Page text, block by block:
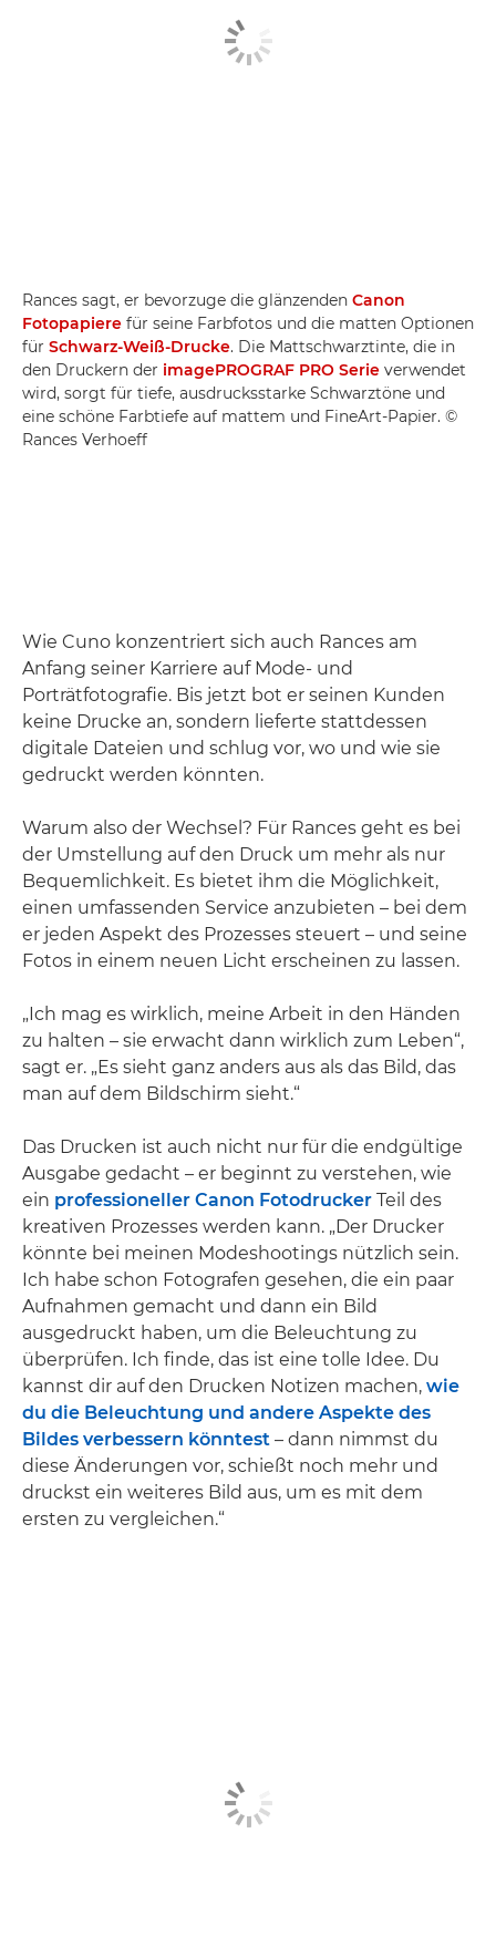
Rances sagt, er bevorzuge die glänzenden Canon
Fotopapiere für seine Farbfotos und die matten Optionen
für Schwarz-Weiß-Drucke. Die Mattschwarztinte, die in
den Druckern der imagePROGRAF PRO Serie verwendet
wird, sorgt für tiefe, ausdrucksstarke Schwarztöne und
eine schöne Farbtiefe auf mattem und FineArt-Papier. ©
Rances Verhoeff
Wie Cuno konzentriert sich auch Rances am
Anfang seiner Karriere auf Mode- und
Porträtfotografie. Bis jetzt bot er seinen Kunden
keine Drucke an, sondern lieferte stattdessen
digitale Dateien und schlug vor, wo und wie sie
gedruckt werden könnten.
Warum also der Wechsel? Für Rances geht es bei
der Umstellung auf den Druck um mehr als nur
Bequemlichkeit. Es bietet ihm die Möglichkeit,
einen umfassenden Service anzubieten – bei dem
er jeden Aspekt des Prozesses steuert – und seine
Fotos in einem neuen Licht erscheinen zu lassen.
„Ich mag es wirklich, meine Arbeit in den Händen
zu halten – sie erwacht dann wirklich zum Leben“,
sagt er. „Es sieht ganz anders aus als das Bild, das
man auf dem Bildschirm sieht.“
Das Drucken ist auch nicht nur für die endgültige
Ausgabe gedacht – er beginnt zu verstehen, wie
ein professioneller Canon Fotodrucker Teil des
kreativen Prozesses werden kann. „Der Drucker
könnte bei meinen Modeshootings nützlich sein.
Ich habe schon Fotografen gesehen, die ein paar
Aufnahmen gemacht und dann ein Bild
ausgedruckt haben, um die Beleuchtung zu
überprüfen. Ich finde, das ist eine tolle Idee. Du
kannst dir auf den Drucken Notizen machen, wie
du die Beleuchtung und andere Aspekte des
Bildes verbessern könntest – dann nimmst du
diese Änderungen vor, schießt noch mehr und
druckst ein weiteres Bild aus, um es mit dem
ersten zu vergleichen.“